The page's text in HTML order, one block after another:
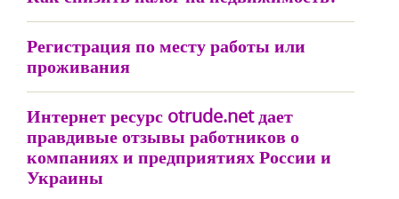
Регистрация по месту работы или
проживания
Интернет ресурс otrude.net дает
правдивые отзывы работников о
компаниях и предприятиях России и
Украины